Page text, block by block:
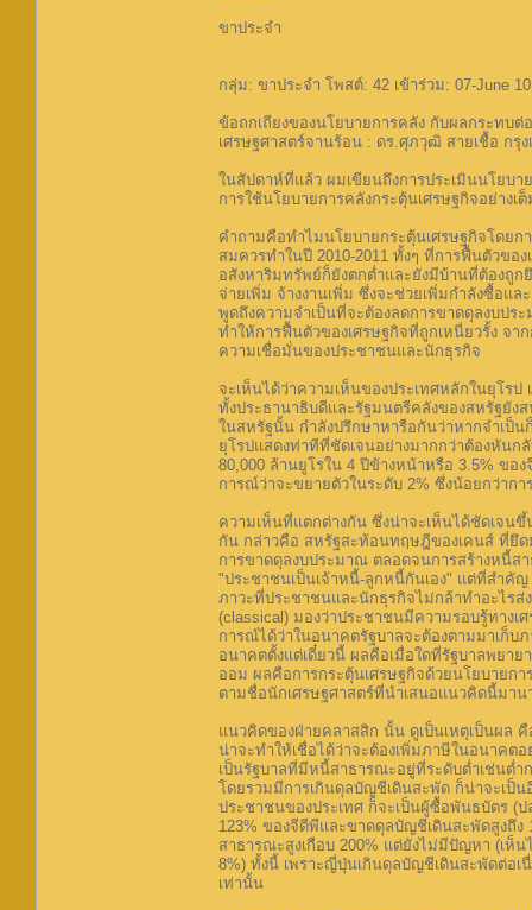
ขาประจำ
กลุ่ม: ขาประจำ โพสต์: 42 เข้าร่วม: 07-June
ข้อถกเถียงของนโยบายการคลัง กับผลกระทบต่
เศรษฐศาสตร์จานร้อน : ดร.ศุภวุฒิ สายเชื้อ ก
ในสัปดาห์ที่แล้ว ผมเขียนถึงการประเมินนโยบา
การใช้นโยบายการคลังกระตุ้นเศรษฐกิจอย่างเ
คำถามคือทำไมนโยบายกระตุ้นเศรษฐกิจโดยก
สมควรทำในปี 2010-2011 ทั้งๆ ที่การฟื้นตัวของ
อสังหาริมทรัพย์ก็ยังตกต่ำและยังมีบ้านที่ต้องถู
จ่ายเพิ่ม จ้างงานเพิ่ม ซึ่งจะช่วยเพิ่มกำลังซื้อแ
พูดถึงความจำเป็นที่จะต้องลดการขาดดุลงบปร
ทำให้การฟื้นตัวของเศรษฐกิจที่ถูกเหนี่ยวรั้ง จ
ความเชื่อมั่นของประชาชนและนักธุรกิจ
จะเห็นได้ว่าความเห็นของประเทศหลักในยุโร
ทั้งประธานาธิบดีและรัฐมนตรีคลังของสหรัฐยัง
ในสหรัฐนั้น กำลังปรึกษาหารือกันว่าหากจำเป็
ยุโรปแสดงท่าทีที่ชัดเจนอย่างมากกว่าต้องหันก
80,000 ล้านยูโรใน 4 ปีข้างหน้าหรือ 3.5% ขอ
การณ์ว่าจะขยายตัวในระดับ 2% ซึ่งน้อยกว่าก
ความเห็นที่แตกต่างกัน ซึ่งน่าจะเห็นได้ชัดเจน
กัน กล่าวคือ สหรัฐสะท้อนทฤษฎีของเคนส์ ที่ยึด
การขาดดุลงบประมาณ ตลอดจนการสร้างหนี้ส
"ประชาชนเป็นเจ้าหนี้-ลูกหนี้กันเอง" แต่ที่สำคัญ
ภาวะที่ประชาชนและนักธุรกิจไม่กล้าทำอะไรส่
(classical) มองว่าประชาชนมีความรอบรู้ทางเ
การณ์ได้ว่าในอนาคตรัฐบาลจะต้องตามมาเก็บ
อนาคตตั้งแต่เดี๋ยวนี้ ผลคือเมื่อใดที่รัฐบาลพยา
ออม ผลคือการกระตุ้นเศรษฐกิจด้วยนโยบายก
ตามชื่อนักเศรษฐศาสตร์ที่นำเสนอแนวคิดนี้มาน
แนวคิดของฝ่ายคลาสสิก นั้น ดูเป็นเหตุเป็นผล
น่าจะทำให้เชื่อได้ว่าจะต้องเพิ่มภาษีในอนาคต
เป็นรัฐบาลที่มีหนี้สาธารณะอยู่ที่ระดับต่ำเช่นต่ำ
โดยรวมมีการเกินดุลบัญชีเดินสะพัด ก็น่าจะเป็น
ประชาชนของประเทศ ก็จะเป็นผู้ซื้อพันธบัตร (
123% ของจีดีพีและขาดดุลบัญชีเดินสะพัดสูงถึ
สาธารณะสูงเกือบ 200% แต่ยังไม่มีปัญหา (เห็
8%) ทั้งนี้ เพราะญี่ปุ่นเกินดุลบัญชีเดินสะพัดต่อ
เท่านั้น